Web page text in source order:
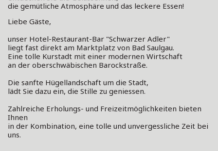
die gemütliche Atmosphäre und das leckere Essen!
Liebe Gäste,
unser Hotel-Restaurant-Bar "Schwarzer Adler"
liegt fast direkt am Marktplatz von Bad Saulgau.
Eine tolle Kurstadt mit einer modernen Wirtschaft
an der oberschwäbischen Barockstraße.
Die sanfte Hügellandschaft um die Stadt,
lädt Sie dazu ein, die Stille zu geniessen.
Zahlreiche Erholungs- und Freizeitmöglichkeiten bieten
Ihnen
in der Kombination, eine tolle und unvergessliche Zeit bei
uns.